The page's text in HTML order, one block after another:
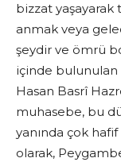
bizzat yaşaya­rak
anmak veya
şeydir ve ömrü
içinde bulunulan
Hasan Basrî
muhasebe, bu
yanında çok
olarak,